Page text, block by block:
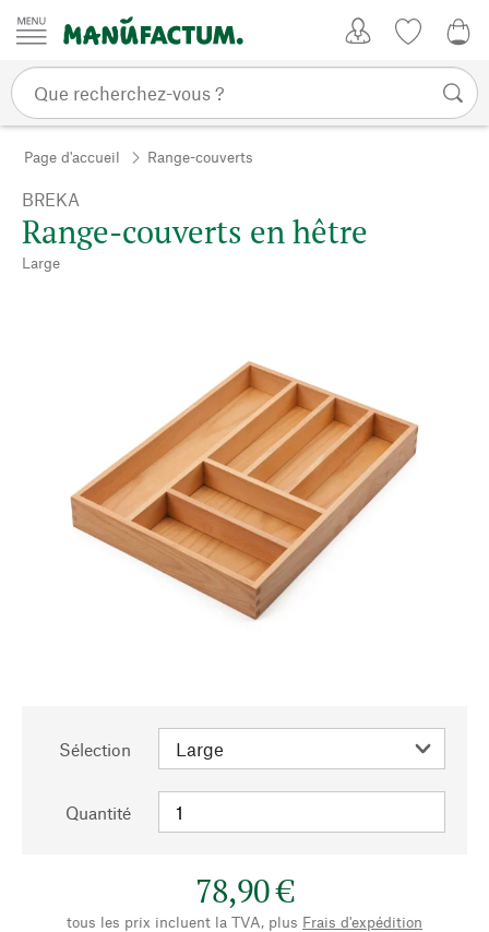
Passer au contenu
Page d'accueil Range-couverts
BREKA
Range-couverts en hêtre
Large
Sélection
Quantité
78,90 €
tous les prix incluent la TVA, plus Frais d'expédition